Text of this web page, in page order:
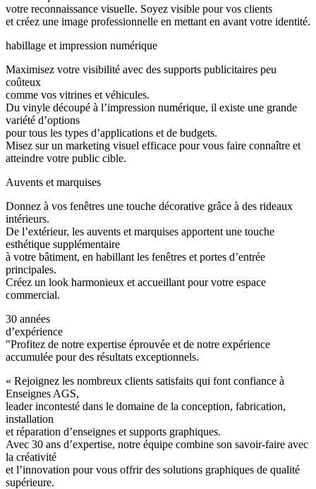
votre reconnaissance visuelle. Soyez visible pour vos clients
et créez une image professionnelle en mettant en avant votre identité.
habillage et impression numérique
Maximisez votre visibilité avec des supports publicitaires peu
coûteux
comme vos vitrines et véhicules.
Du vinyle découpé à l’impression numérique, il existe une grande
variété d’options
pour tous les types d’applications et de budgets.
Misez sur un marketing visuel efficace pour vous faire connaître et
atteindre votre public cible.
Auvents et marquises
Donnez à vos fenêtres une touche décorative grâce à des rideaux
intérieurs.
De l’extérieur, les auvents et marquises apportent une touche
esthétique supplémentaire
à votre bâtiment, en habillant les fenêtres et portes d’entrée
principales.
Créez un look harmonieux et accueillant pour votre espace
commercial.
30 années
d’expérience
"Profitez de notre expertise éprouvée et de notre expérience
accumulée pour des résultats exceptionnels.
« Rejoignez les nombreux clients satisfaits qui font confiance à
Enseignes AGS,
leader incontesté dans le domaine de la conception, fabrication,
installation
et réparation d’enseignes et supports graphiques.
Avec 30 ans d’expertise, notre équipe combine son savoir-faire avec
la créativité
et l’innovation pour vous offrir des solutions graphiques de qualité
supérieure.